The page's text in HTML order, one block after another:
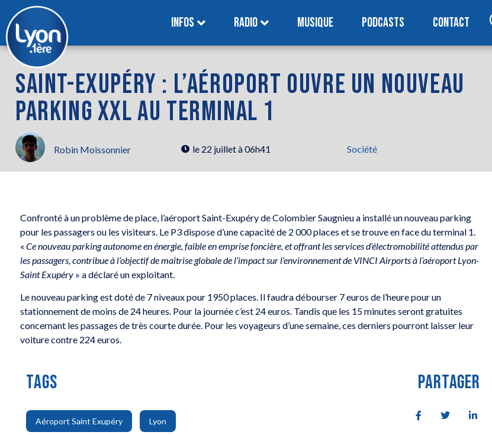
INFOS RADIO MUSIQUE PODCASTS CONTACT
SAINT-EXUPÉRY : L’AÉROPORT OUVRE UN NOUVEAU
PARKING XXL AU TERMINAL 1
Robin Moissonnier le 22 juillet à 06h41 Société
Confronté à un problème de place, l’aéroport Saint-Exupéry de Colombier Saugnieu a installé un nouveau parking
pour les passagers ou les visiteurs. Le P3 dispose d’une capacité de 2 000 places et se trouve en face du terminal 1.
«Ce nouveau parking autonome en énergie, faible en emprise foncière, et offrant les services d’électromobilité attendus par
les passagers, contribue à l’objectif de maîtrise globale de l’impact sur l’environnement de VINCI Airports à l’aéroport Lyon-
Saint Exupéry » a déclaré un exploitant.
Le nouveau parking est doté de 7 niveaux pour 1950 places. Il faudra débourser 7 euros de l’heure pour un
stationnement de moins de 24 heures. Pour la journée c’est 24 euros. Tandis que les 15 minutes seront gratuites
concernant les passages de très courte durée. Pour les voyageurs d’une semaine, ces derniers pourront laisser leur
voiture contre 224 euros.
TAGS
Aéroport Saint Exupéry
,
Lyon
PARTAGER